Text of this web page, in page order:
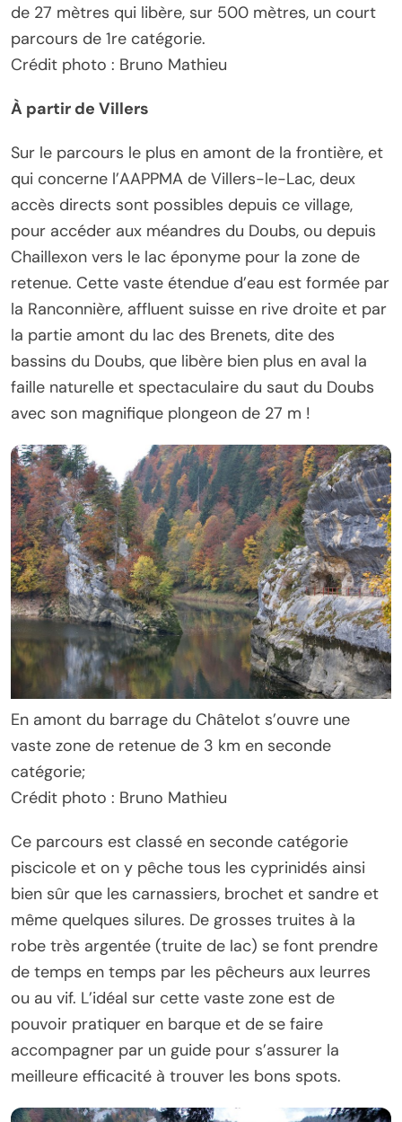
de 27 mètres qui libère, sur 500 mètres, un court
parcours de 1re catégorie.
Crédit photo : Bruno Mathieu
À partir de Villers
Sur le parcours le plus en amont de la frontière, et
qui concerne l’AAPPMA de Villers-le-Lac, deux
accès directs sont possibles depuis ce village,
pour accéder aux méandres du Doubs, ou depuis
Chaillexon vers le lac éponyme pour la zone de
retenue. Cette vaste étendue d’eau est formée par
la Ranconnière, affluent suisse en rive droite et par
la partie amont du lac des Brenets, dite des
bassins du Doubs, que libère bien plus en aval la
faille naturelle et spectaculaire du saut du Doubs
avec son magnifique plongeon de 27 m !
En amont du barrage du Châtelot s’ouvre une
vaste zone de retenue de 3 km en seconde
catégorie;
Crédit photo : Bruno Mathieu
Ce parcours est classé en seconde catégorie
piscicole et on y pêche tous les cyprinidés ainsi
bien sûr que les carnassiers, brochet et sandre et
même quelques silures. De grosses truites à la
robe très argentée (truite de lac) se font prendre
de temps en temps par les pêcheurs aux leurres
ou au vif. L’idéal sur cette vaste zone est de
pouvoir pratiquer en barque et de se faire
accompagner par un guide pour s’assurer la
meilleure efficacité à trouver les bons spots.